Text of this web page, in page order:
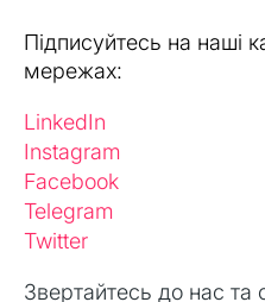
Підписуйтесь на наші
мережах:
LinkedIn
Instagram
Facebook
Telegram
Twitter
Звертайтесь до нас та